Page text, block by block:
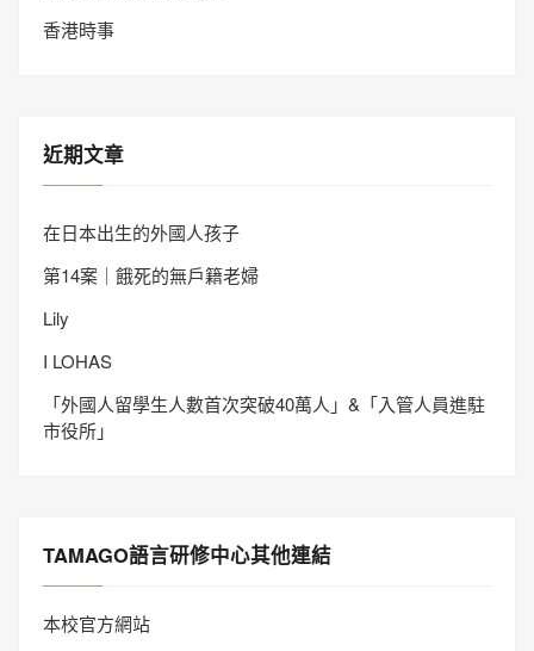
香港時事
近期文章
在日本出生的外國人孩子
第14案｜餓死的無戶籍老婦
Lily
I LOHAS
「外國人留學生人數首次突破40萬人」&「入管人員進駐
市役所」
TAMAGO語言研修中心其他連結
本校官方網站